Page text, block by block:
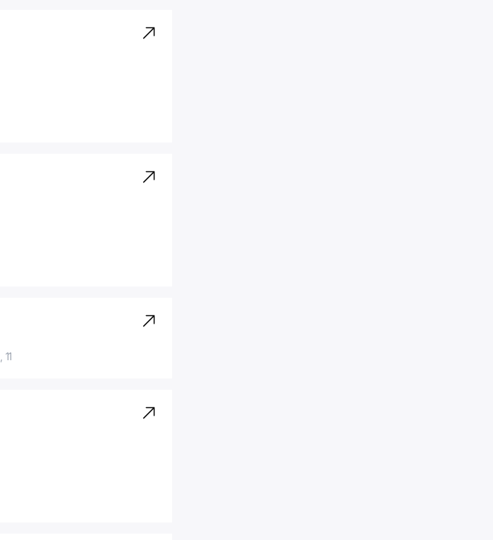
, 11